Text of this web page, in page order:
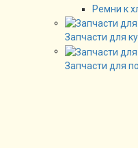
Ремни к
Запчасти для
Запчасти для